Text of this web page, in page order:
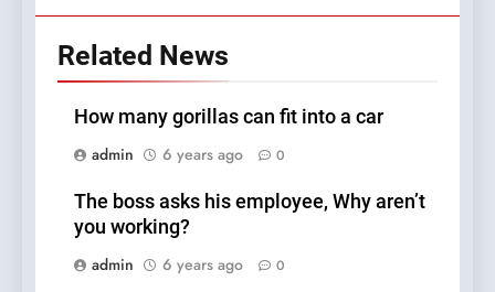
Related News
How many gorillas can fit into a car
admin
6 years ago 0
The boss asks his employee, Why aren’t
you working?
admin
6 years ago 0